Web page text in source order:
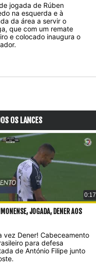
jogada de Rúben
na esquerda e à
da área a servir o
que com um remate
e colocado inaugura o
OS LANCES
0:17
JOGADA, DENER AOS
vez Dener! Cabeceamento
para defesa
de António Filipe junto